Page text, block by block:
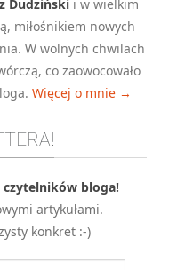
Dudziński i w wielkim
miłośnikiem nowych
W wolnych chwilach
co zaowocowało
Więcej o mnie →
czytelników bloga!
artykułami.
konkret :-)